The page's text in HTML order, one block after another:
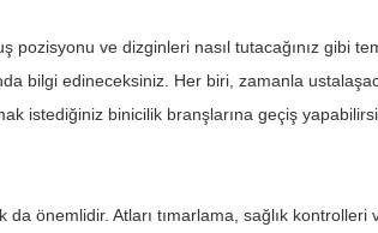
ve dizginleri nasıl tutacağınız gibi
bilgi edineceksiniz. Her biri, zamanla
istediğiniz binicilik branşlarına geçiş
da önemlidir. Atları tımarlama, sağlık